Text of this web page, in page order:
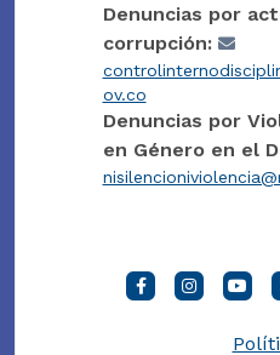
Denuncias por
corrupción:
ov.co
Denuncias por
en Género en el